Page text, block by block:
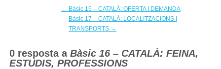
← Bàsic 15 – CATALÀ: OFERTA I DEMANDA
Bàsic 17 – CATALÀ: LOCALITZACIONS I
TRANSPORTS →
0 resposta a Bàsic 16 – CATALÀ: FEINA,
ESTUDIS, PROFESSIONS